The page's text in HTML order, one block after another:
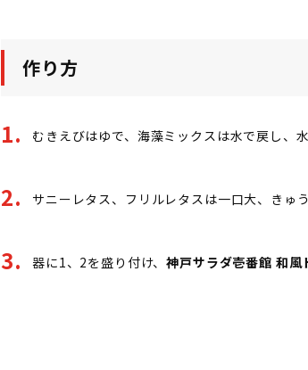
作り方
むきえびはゆで、海藻ミックスは水で戻し、
サニーレタス、フリルレタスは一口大、きゅ
器に1、2を盛り付け、神戸サラダ壱番館 和